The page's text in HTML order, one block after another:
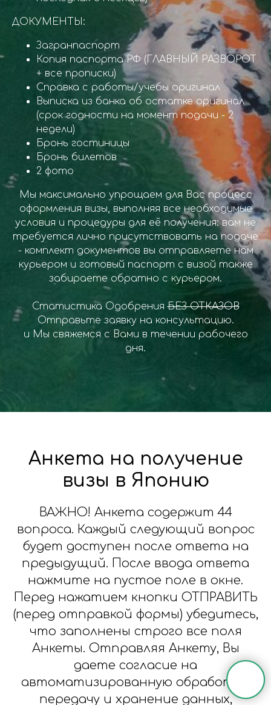
ДОКУМЕНТЫ:
Загранпаспорт
Копия паспорта РФ (ГЛАВНЫЙ РАЗВОРОТ
+ все прописки)
Справка с работы/учебы оригинал
Выписка из банка об остатке оригинал
(срок годности на момент подачи - 2
недели)
Бронь гостиницы
Бронь билетов
2 фото
Мы максимально упрощаем для Вас процесс
оформления визы, выполняя все необходимые
условия и процедуры для её получения: вам не
требуется лично присутствовать на подаче
- комплект документов вы отправляете нам
курьером и готовый паспорт с визой также
забираете обратно с курьером.
Статистика ОдобренияБЕЗ ОТКАЗОВ
Отправьте заявку на консультацию.
и Мы свяжемся с Вами в течении рабочего
дня.
Анкета на получение
визы в Японию
ВАЖНО! Анкета содержит 44
вопроса. Каждый следующий вопрос
будет доступен после ответа на
предыдущий. После ввода ответа
нажмите на пустое поле в окне.
Перед нажатием кнопки ОТПРАВИТЬ
(перед отправкой формы) убедитесь,
что заполнены строго все поля
Анкеты. Отправляя Анкету, Вы
даете согласие на
автоматизированную обработку,
передачу и хранение данных,